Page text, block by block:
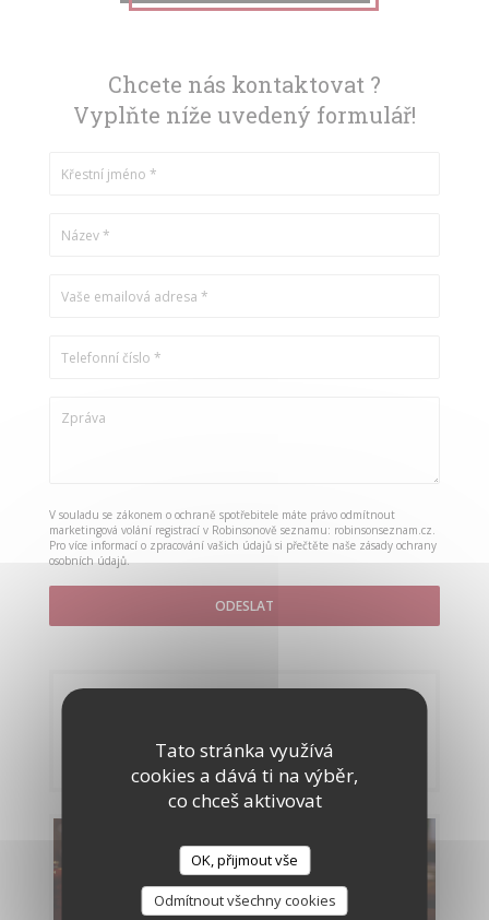
Tato stránka využívá
cookies a dává ti na výběr,
co chceš aktivovat
OK, přijmout vše
Odmítnout všechny cookies
Chcete nás kontaktovat ?
Vyplňte níže uvedený formulář!
V souladu se zákonem o ochraně spotřebitele máte právo odmítnout
marketingová volání registrací v Robinsonově seznamu: robinsonseznam.cz.
Pro více informací o zpracování vašich údajů si přečtěte naše zásady ochrany
osobních údajů.
REZERVOVAT STŮL
Menu
OBJEVTE NAŠE MENU